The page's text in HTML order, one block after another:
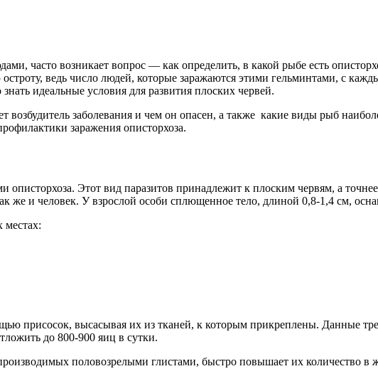
часто возникает вопрос — как определить, в какой рыбе есть
ведь число людей, которые заражаются этими гельминтами, с
идеальные условия для развития плоских червей.
возбудитель заболевания и чем он опасен, а также какие виды рыб
заражения описторхоза.
описторхоза. Этот вид паразитов принадлежит к плоским червям, а
же и человек. У взрослой особи сплющенное тело, длиной 0,8-1,4 см,
местах:
присосок, высасывая их из тканей, к которым прикреплены. Данные
до 800-900 яиц в сутки.
половозрелыми глистами, быстро повышает их количество